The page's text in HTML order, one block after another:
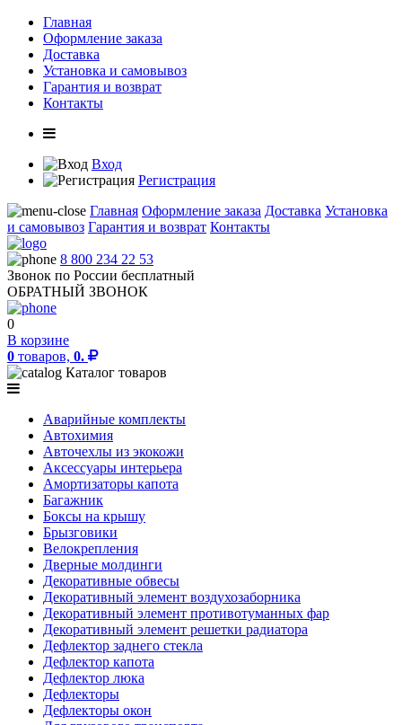
Главная
Оформление заказа
Доставка
Установка и самовывоз
Гарантия и возврат
Контакты
Вход
Регистрация
Главная Оформление заказа Доставка Установка
и самовывоз Гарантия и возврат Контакты
8 800 234 22 53
Звонок по России бесплатный
ОБРАТНЫЙ ЗВОНОК
0
В корзине
0 товаров, 0.
Каталог товаров
Аварийные комплекты
Автохимия
Авточехлы из экокожи
Аксессуары интерьера
Амортизаторы капота
Багажник
Боксы на крышу
Брызговики
Велокрепления
Дверные молдинги
Декоративные обвесы
Декоративный элемент воздухозаборника
Декоративный элемент противотуманных фар
Декоративный элемент решетки радиатора
Дефлектор заднего стекла
Дефлектор капота
Дефлектор люка
Дефлекторы
Дефлекторы окон